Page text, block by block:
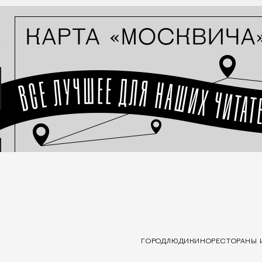
ГОРОДЛЮДИ КИНОРЕСТОРАНЫ